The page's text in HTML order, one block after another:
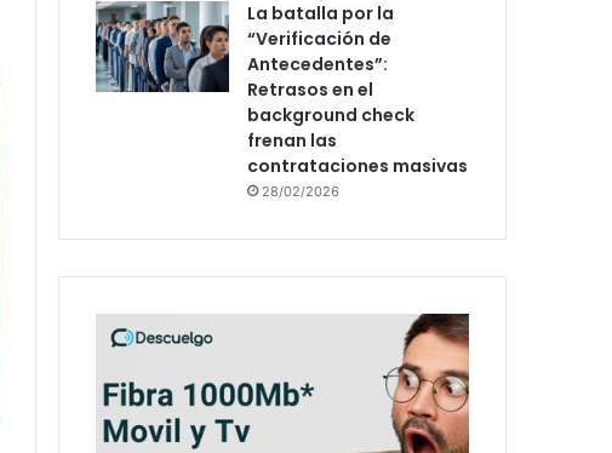
La batalla por la
“Verificación de
Antecedentes”:
Retrasos en el
background check
frenan las
contrataciones masivas
28/02/2026